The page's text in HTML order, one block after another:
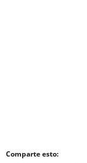
Comparte esto: